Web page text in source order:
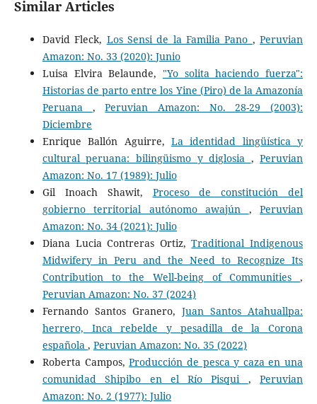
Similar Articles
David Fleck, Los Sensi de la Familia Pano ,Peruvian
Amazon: No. 33 (2020): Junio
Luisa Elvira Belaunde, "Yo solita haciendo fuerza":
Historias de parto entre los Yine (Piro) de la Amazonía
Peruana ,Peruvian Amazon: No. 28-29 (2003):
Diciembre
Enrique Ballón Aguirre, La identidad lingüística y
cultural peruana: bilingüismo y diglosia ,Peruvian
Amazon: No. 17 (1989): Julio
Gil Inoach Shawit, Proceso de constitución del
gobierno territorial autónomo awajún ,Peruvian
Amazon: No. 34 (2021): Julio
Diana Lucia Contreras Ortiz,Traditional Indigenous
Midwifery in Peru and the Need to Recognize Its
Contribution to the Well-being of Communities,
Peruvian Amazon: No. 37 (2024)
Fernando Santos Granero,Juan Santos Atahuallpa:
herrero, Inca rebelde y pesadilla de la Corona
española , Peruvian Amazon: No. 35 (2022)
Roberta Campos,Producción de pesca y caza en una
comunidad Shipibo en el Río Pisqui ,Peruvian
Amazon: No. 2 (1977): Julio